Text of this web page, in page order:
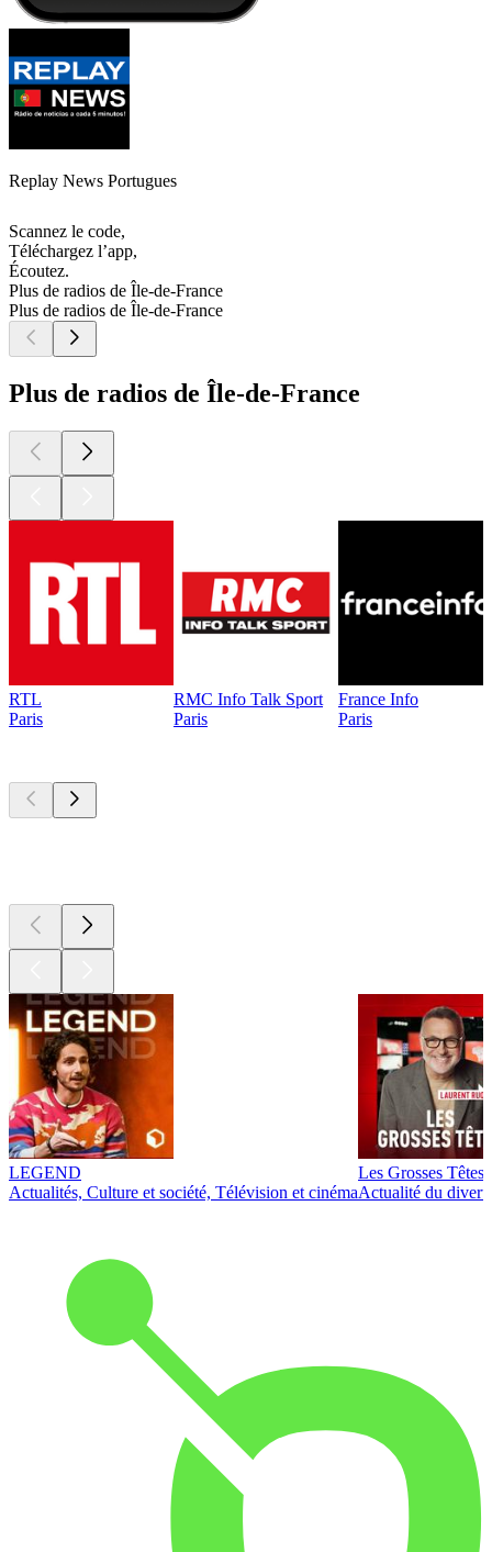
Replay News Portugues
Scannez le code,
Téléchargez l’app,
Écoutez.
Plus de radios de Île-de-France
Plus de radios de Île-de-France
Plus de radios de Île-de-France
RTL
Paris
RMC Info Talk Sport
Paris
France Info
Paris
LEGEND
Actualités, Culture et société, Télévision et cinéma
Les Grosses Têtes
Actualité du